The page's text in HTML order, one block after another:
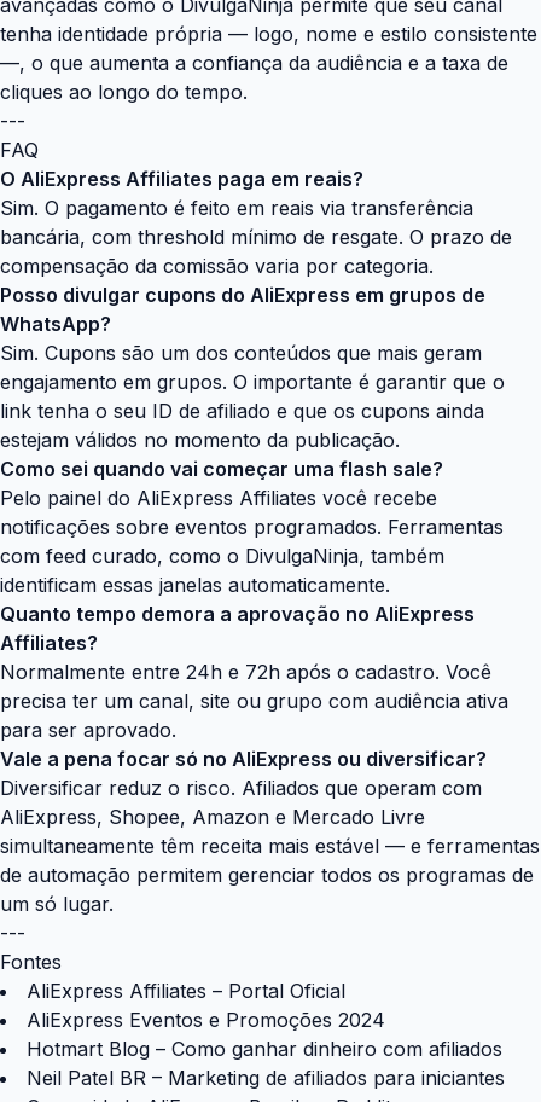
avançadas como o DivulgaNinja permite que seu canal
tenha identidade própria — logo, nome e estilo consistente
—, o que aumenta a confiança da audiência e a taxa de
cliques ao longo do tempo.
---
FAQ
O AliExpress Affiliates paga em reais?
Sim. O pagamento é feito em reais via transferência
bancária, com threshold mínimo de resgate. O prazo de
compensação da comissão varia por categoria.
Posso divulgar cupons do AliExpress em grupos de
WhatsApp?
Sim. Cupons são um dos conteúdos que mais geram
engajamento em grupos. O importante é garantir que o
link tenha o seu ID de afiliado e que os cupons ainda
estejam válidos no momento da publicação.
Como sei quando vai começar uma flash sale?
Pelo painel do AliExpress Affiliates você recebe
notificações sobre eventos programados. Ferramentas
com feed curado, como o DivulgaNinja, também
identificam essas janelas automaticamente.
Quanto tempo demora a aprovação no AliExpress
Affiliates?
Normalmente entre 24h e 72h após o cadastro. Você
precisa ter um canal, site ou grupo com audiência ativa
para ser aprovado.
Vale a pena focar só no AliExpress ou diversificar?
Diversificar reduz o risco. Afiliados que operam com
AliExpress, Shopee, Amazon e Mercado Livre
simultaneamente têm receita mais estável — e ferramentas
de automação permitem gerenciar todos os programas de
um só lugar.
---
Fontes
AliExpress Affiliates – Portal Oficial
AliExpress Eventos e Promoções 2024
Hotmart Blog – Como ganhar dinheiro com afiliados
Neil Patel BR – Marketing de afiliados para iniciantes